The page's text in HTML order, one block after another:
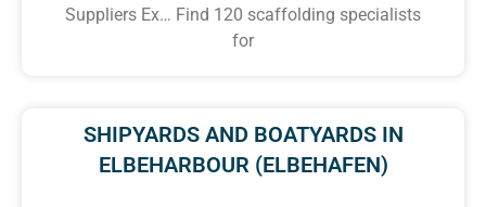
Suppliers Ex… Find 120 scaffolding specialists
for
SHIPYARDS AND BOATYARDS IN
ELBEHARBOUR (ELBEHAFEN)